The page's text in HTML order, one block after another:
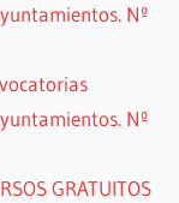
Nº
Nº
GRATUITOS